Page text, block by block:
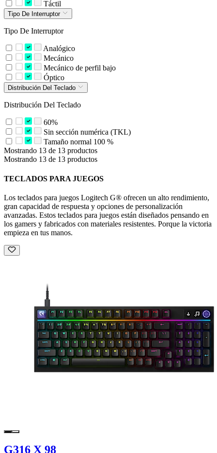
Táctil
Tipo De Interruptor
Tipo De Interruptor
Analógico
Mecánico
Mecánico de perfil bajo
Óptico
Distribución Del Teclado
Distribución Del Teclado
60%
Sin sección numérica (TKL)
Tamaño normal 100 %
Mostrando 13 de 13 productos
Mostrando 13 de 13 productos
TECLADOS PARA JUEGOS
Los teclados para juegos Logitech G® ofrecen un alto rendimiento,
gran capacidad de respuesta y opciones de personalización
avanzadas. Estos teclados para juegos están diseñados pensando en
los gamers y fabricados con materiales resistentes. Porque la victoria
empieza en tus manos.
G316 X 98